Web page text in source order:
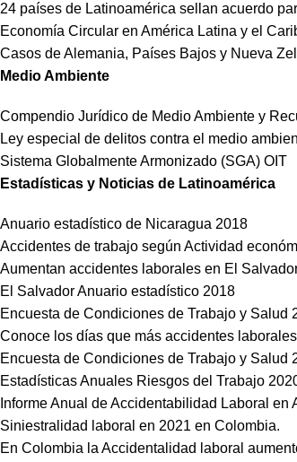
24 países de Latinoamérica sellan acuerdo
Economía Circular en América Latina y el
Casos de Alemania, Países Bajos y Nueva
Medio Ambiente
Compendio Jurídico de Medio Ambiente y
Ley especial de delitos contra el medio
Sistema Globalmente Armonizado (SGA) OIT
Estadísticas y Noticias de Latinoamérica
Anuario estadístico de Nicaragua 2018
Accidentes de trabajo según Actividad
Aumentan accidentes laborales en El
El Salvador Anuario estadístico 2018
Encuesta de Condiciones de Trabajo y Salud
Conoce los días que más accidentes
Encuesta de Condiciones de Trabajo y Salud
Estadísticas Anuales Riesgos del Trabajo
Informe Anual de Accidentabilidad Laboral en
Siniestralidad laboral en 2021 en Colombia.
En Colombia la Accidentalidad laboral